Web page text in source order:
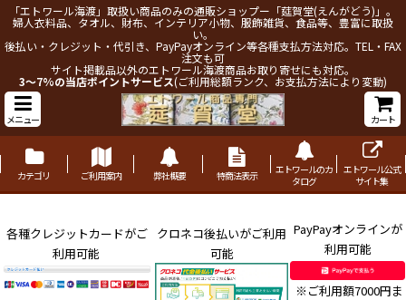
「エトワール海渡」取扱い商品のみの通販ショップー「莚賀堂(えんがどう)」。
婦人衣料品、タオル、財布、インテリア小物、服飾雑貨、食品等、豊富に取扱
い。
後払い・クレジット・代引き、PayPayオンライン等各種支払方法対応。TEL・FAX
注文も可
サイト掲載品以外のエトワール海渡商品お取り寄せにも対応。
3～7%の当店ポイントサービス(ご利用総額ランク、お支払方法により変動)
メニュー カート
カテゴリ ご利用案内 弊社概要 特商法表示
エトワールのカ
タログ
エトワール公式
サイト集
各種クレジットカードがご
利用可能
クロネコ後払いがご利用
可能
PayPayオンラインが
利用可能
※ご利用額7000円ま